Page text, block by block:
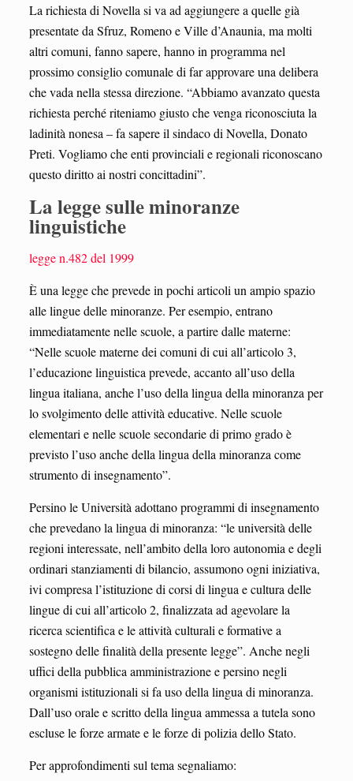
La richiesta di Novella si va ad aggiungere a quelle già
presentate da Sfruz, Romeno e Ville d’Anaunia, ma molti
altri comuni, fanno sapere, hanno in programma nel
prossimo consiglio comunale di far approvare una delibera
che vada nella stessa direzione. “Abbiamo avanzato questa
richiesta perché riteniamo giusto che venga riconosciuta la
ladinità nonesa – fa sapere il sindaco di Novella, Donato
Preti. Vogliamo che enti provinciali e regionali riconoscano
questo diritto ai nostri concittadini”.
La legge sulle minoranze
linguistiche
legge n.482 del 1999
È una legge che prevede in pochi articoli un ampio spazio
alle lingue delle minoranze. Per esempio, entrano
immediatamente nelle scuole, a partire dalle materne:
“Nelle scuole materne dei comuni di cui all’articolo 3,
l’educazione linguistica prevede, accanto all’uso della
lingua italiana, anche l’uso della lingua della minoranza per
lo svolgimento delle attività educative. Nelle scuole
elementari e nelle scuole secondarie di primo grado è
previsto l’uso anche della lingua della minoranza come
strumento di insegnamento”.
Persino le Università adottano programmi di insegnamento
che prevedano la lingua di minoranza: “le università delle
regioni interessate, nell’ambito della loro autonomia e degli
ordinari stanziamenti di bilancio, assumono ogni iniziativa,
ivi compresa l’istituzione di corsi di lingua e cultura delle
lingue di cui all’articolo 2, finalizzata ad agevolare la
ricerca scientifica e le attività culturali e formative a
sostegno delle finalità della presente legge”. Anche negli
uffici della pubblica amministrazione e persino negli
organismi istituzionali si fa uso della lingua di minoranza.
Dall’uso orale e scritto della lingua ammessa a tutela sono
escluse le forze armate e le forze di polizia dello Stato.
Per approfondimenti sul tema segnaliamo: